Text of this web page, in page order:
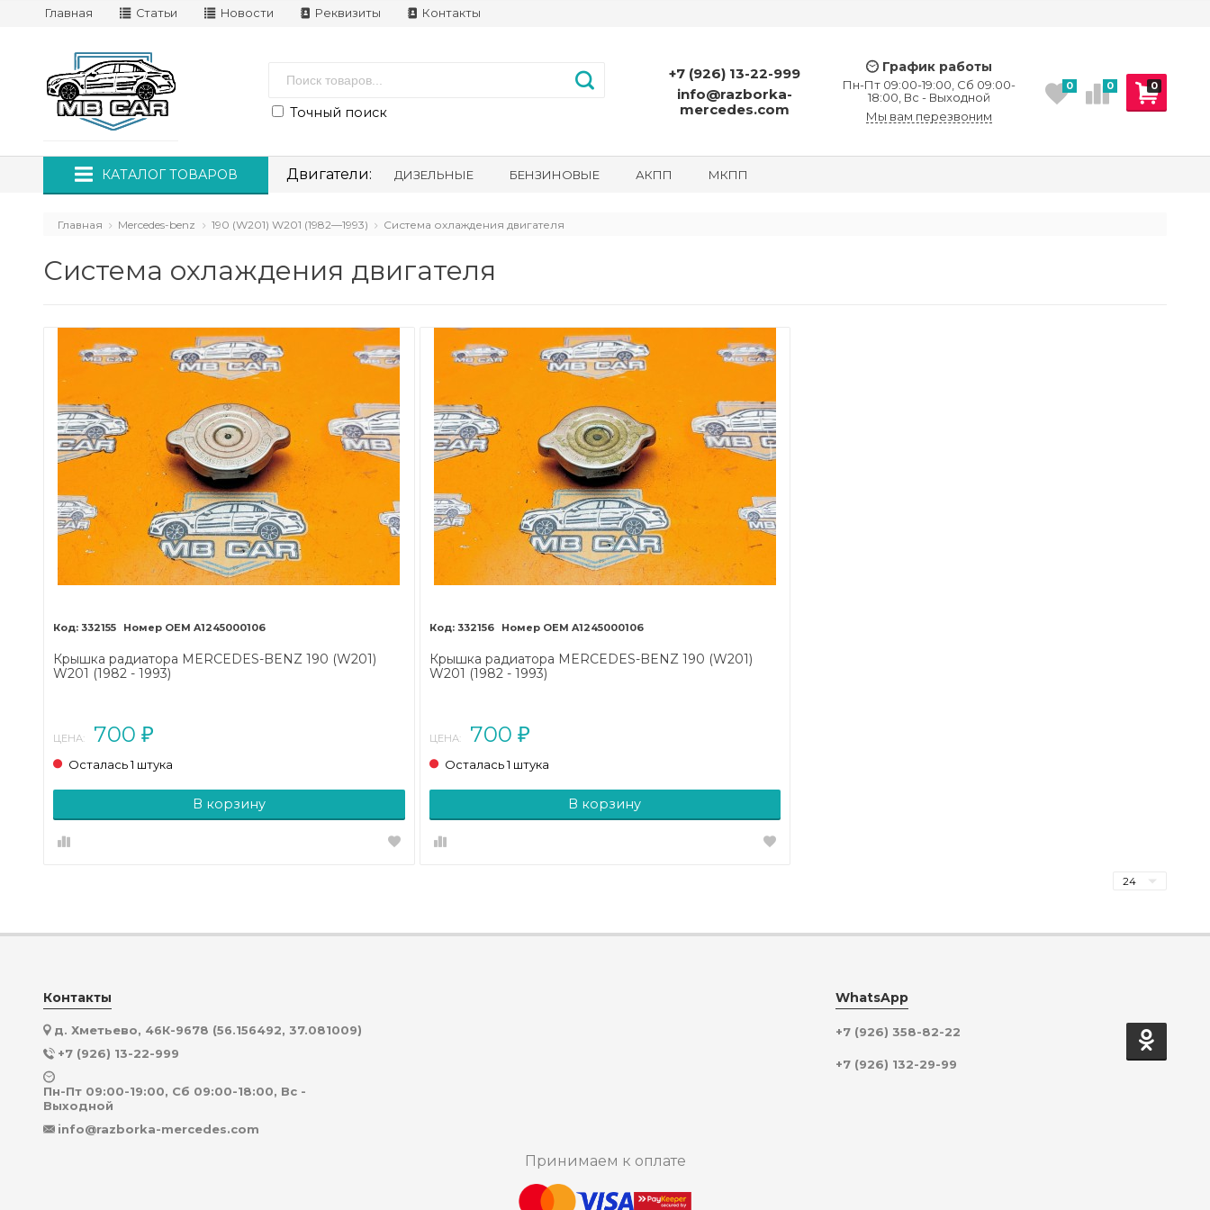
Главная Статьи Новости Реквизиты Контакты
Точный поиск
+7 (926) 13-22-999
info@razborka-
mercedes.com
График работы
Пн-Пт 09:00-19:00, Сб 09:00-
18:00, Вс - Выходной
Мы вам перезвоним
0
0 0
КАТАЛОГ ТОВАРОВ Двигатели: ДИЗЕЛЬНЫЕ БЕНЗИНОВЫЕ АКПП МКПП
Главная Mercedes-benz 190 (W201) W201 (1982—1993) Система охлаждения двигателя
Система охлаждения двигателя
332155 A1245000106
Крышка радиатора MERCEDES-BENZ 190 (W201)
W201 (1982 - 1993)
ЦЕНА: 700 ₽
Осталась 1 штука
В корзину
332156 A1245000106
Крышка радиатора MERCEDES-BENZ 190 (W201)
W201 (1982 - 1993)
ЦЕНА: 700 ₽
Осталась 1 штука
В корзину
Контакты
д. Хметьево, 46К-9678 (56.156492, 37.081009)
+7 (926) 13-22-999
Пн-Пт 09:00-19:00, Сб 09:00-18:00, Вс -
Выходной
info@razborka-mercedes.com
WhatsApp
+7 (926) 358-82-22
+7 (926) 132-29-99
Принимаем к оплате